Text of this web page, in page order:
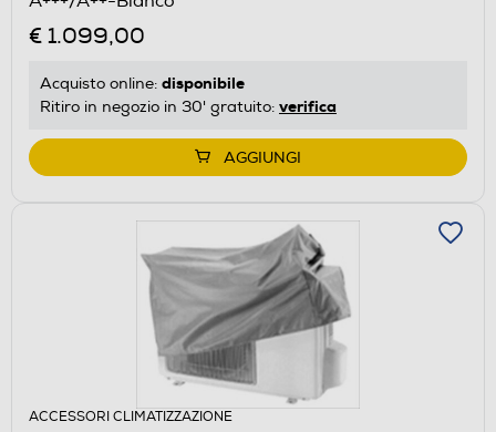
€ 1.099,00
Acquisto online: disponibile
Ritiro in negozio in 30' gratuito: verifica
AGGIUNGI
ACCESSORI CLIMATIZZAZIONE